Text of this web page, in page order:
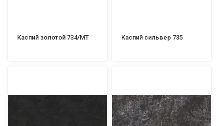
Каспий золотой 734/МТ Каспий сильвер 735